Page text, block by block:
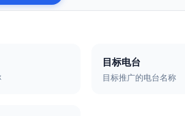
目标电台
目标推广的电台名称